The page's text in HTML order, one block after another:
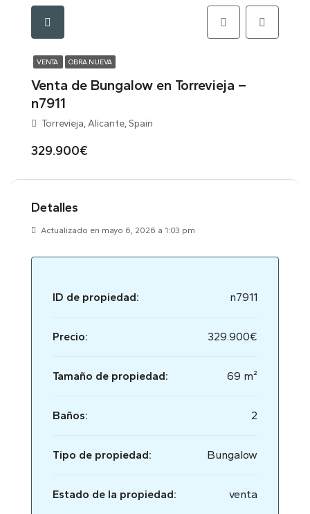
VENTA OBRA NUEVA
Venta de Bungalow en Torrevieja –
n7911
Torrevieja, Alicante, Spain
329.900€
Detalles
Actualizado en mayo 6, 2026 a 1:03 pm
ID de propiedad: n7911
Precio: 329.900€
Tamaño de propiedad: 69 m²
Baños: 2
Tipo de propiedad: Bungalow
Estado de la propiedad: venta